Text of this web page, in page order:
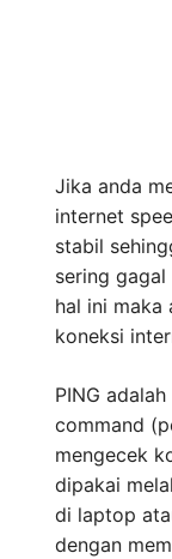
Jika anda
internet
stabil
sering
hal ini maka
koneksi
PING
command
mengecek
dipakai
di laptop
dengan